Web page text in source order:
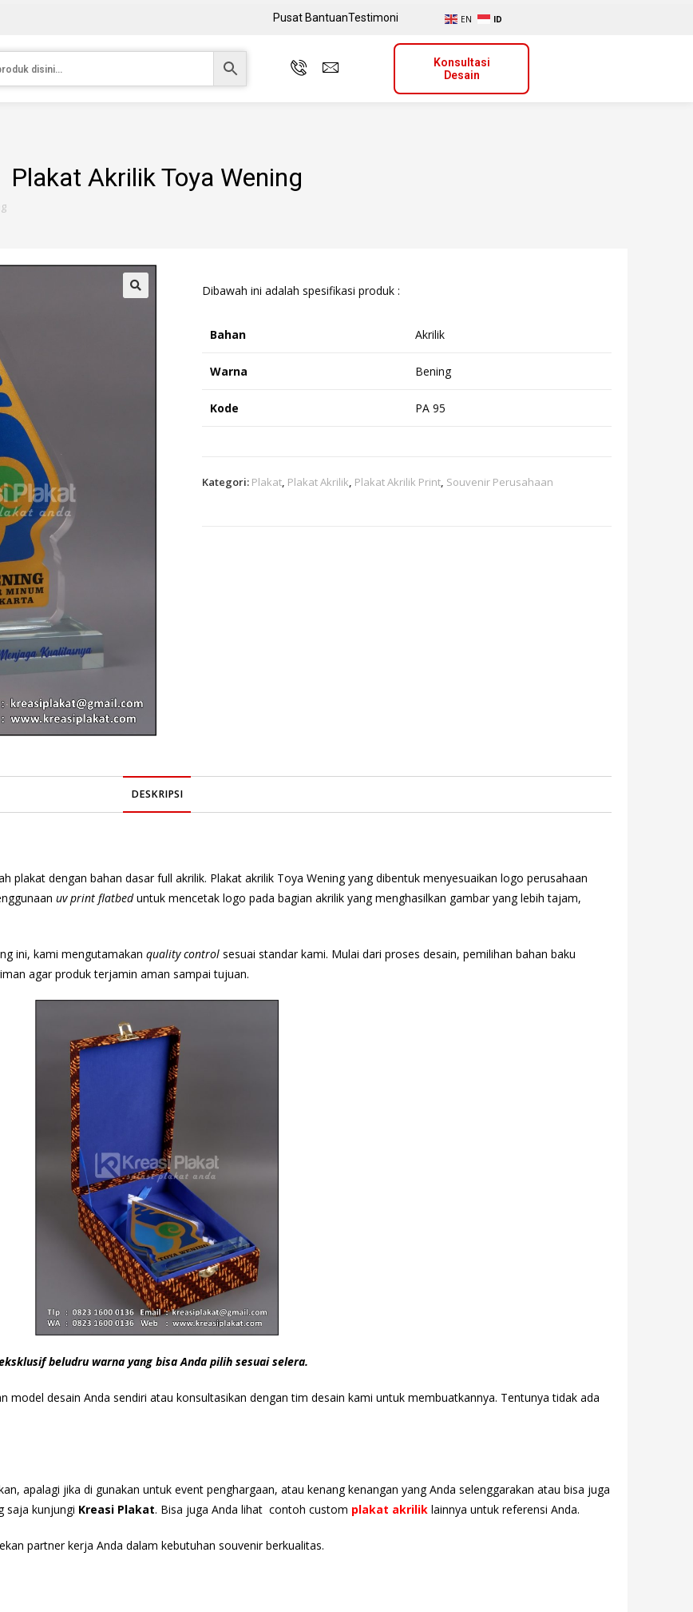
Pusat BantuanTestimoni EN ID
Konsultasi
Desain
Plakat Akrilik Toya Wening
Dibawah ini adalah spesifikasi produk :
Bahan Akrilik
Warna Bening
Kode PA 95
Kategori: Plakat, Plakat Akrilik, Plakat Akrilik Print, Souvenir Perusahaan
DESKRIPSI
plakat dengan bahan dasar full akrilik. Plakat akrilik Toya Wening yang dibentuk menyesuaikan logo perusahaan
uv print flatbeduntuk mencetak logo pada bagian akrilik yang menghasilkan gambar yang lebih tajam,
ini, kami mengutamakan quality control sesuai standar kami. Mulai dari proses desain, pemilihan bahan baku
agar produk terjamin aman sampai tujuan.
beludru warna yang bisa Anda pilih sesuai selera.
model desain Anda sendiri atau konsultasikan dengan tim desain kami untuk membuatkannya. Tentunya tidak ada
apalagi jika di gunakan untuk event penghargaan, atau kenang kenangan yang Anda selenggarakan atau bisa juga
saja kunjungi Kreasi Plakat. Bisa juga Anda lihat contoh custom plakat akrilik lainnya untuk referensi Anda.
partner kerja Anda dalam kebutuhan souvenir berkualitas.